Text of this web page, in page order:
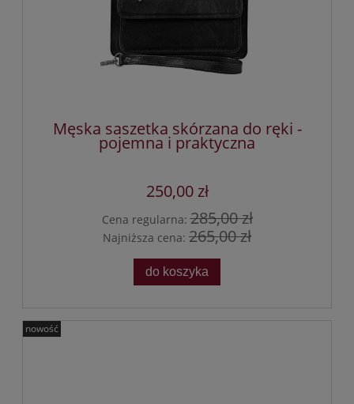
Męska saszetka skórzana do ręki -
pojemna i praktyczna
250,00 zł
Cena regularna:285,00 zł
Najniższa cena: 265,00 zł
do koszyka
nowość